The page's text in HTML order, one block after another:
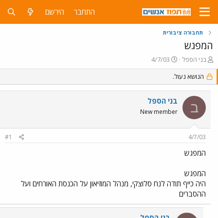
התחבר הירשם
תחבורה ציבורית
המפגש
פ
ו
ת
ח
נ
ו
א
בני הספל
פ
ו
ס
ב
ת
ר
4/7/03
הנושא נעול.
ב בני הספל
New member
4/7/03
#1
המפגש
המפגש
היה כייף תודה לנח סלוצקי, מנהל המוזיאון על הכנסת האורחים ועל
ההסברים